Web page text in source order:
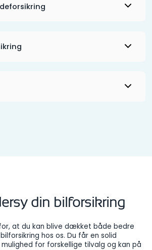
din bilforsikring
at du kan blive dækket både bedre
hos os. Du får en solid
for forskellige tilvalg og kan på